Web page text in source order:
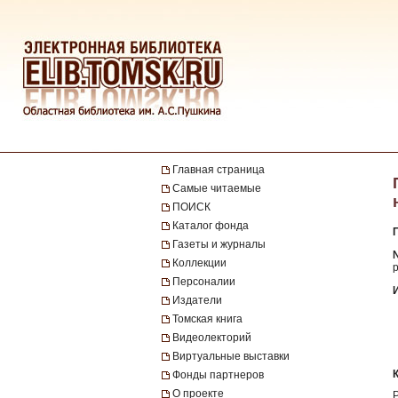
Главная страница
Самые читаемые
ПОИСК
Каталог фонда
Газеты и журналы
Коллекции
Персоналии
Издатели
Томская книга
Видеолекторий
Виртуальные выставки
Фонды партнеров
О проекте